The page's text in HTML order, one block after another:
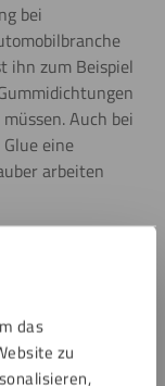
das
zu
bei
ihn zum Beispiel
Auch bei
eine
arbeiten
Für
nasse
ständig bewegen,